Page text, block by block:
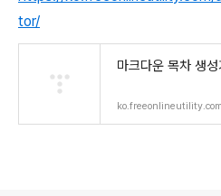
tor/
마크다운 목차 생성
ko.freeonlineutility.com